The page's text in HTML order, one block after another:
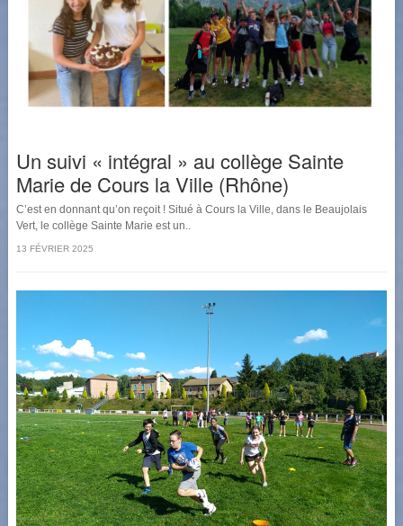
Un suivi « intégral » au collège Sainte
Marie de Cours la Ville (Rhône)
C’est en donnant qu’on reçoit ! Situé à Cours la Ville, dans le Beaujolais
Vert, le collège Sainte Marie est un..
13 FÉVRIER 2025